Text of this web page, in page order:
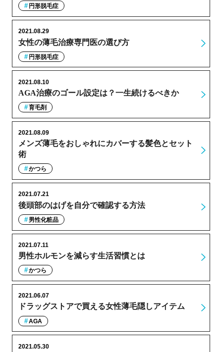
円形脱毛症
女性の薄毛治療専門医の選び方
2021.08.29
円形脱毛症
AGA治療のゴール設定は？一生続けるべきか
2021.08.10
育毛剤
メンズ薄毛をおしゃれにカバーする髪色とセット
術
2021.08.09
かつら
後頭部のはげを自分で確認する方法
2021.07.21
男性化粧品
男性ホルモンを減らす生活習慣とは
2021.07.11
かつら
ドラッグストアで買える女性薄毛隠しアイテム
2021.06.07
AGA
2021.05.30